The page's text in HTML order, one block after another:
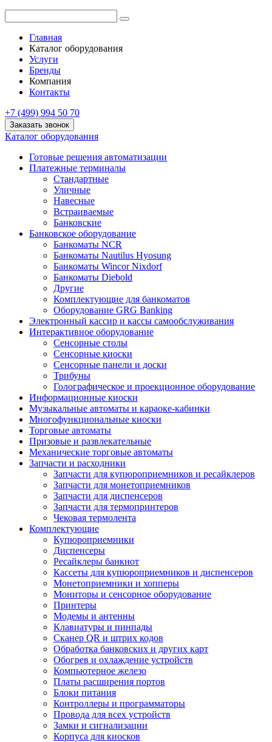
Главная
Каталог оборудования
Услуги
Бренды
Компания
Контакты
+7 (499) 994 50 70
Заказать звонок
Каталог оборудования
Готовые решения автоматизации
Платежные терминалы
Стандартные
Уличные
Навесные
Встраиваемые
Банковские
Банковское оборудование
Банкоматы NCR
Банкоматы Nautilus Hyosung
Банкоматы Wincor Nixdorf
Банкоматы Diebold
Другие
Комплектующие для банкоматов
Оборудование GRG Banking
Электронный кассир и кассы самообслуживания
Интерактивное оборудование
Сенсорные столы
Сенсорные киоски
Сенсорные панели и доски
Трибуны
Голографическое и проекционное оборудование
Информационные киоски
Музыкальные автоматы и караоке-кабинки
Многофункциональные киоски
Торговые автоматы
Призовые и развлекательные
Механические торговые автоматы
Запчасти и расходники
Запчасти для купюроприемников и ресайклеров
Запчасти для монетоприемников
Запчасти для диспенсеров
Запчасти для термопринтеров
Чековая термолента
Комплектующие
Купюроприемники
Диспенсеры
Ресайклеры банкнот
Кассеты для купюроприемников и диспенсеров
Монетоприемники и хопперы
Мониторы и сенсорное оборудование
Принтеры
Модемы и антенны
Клавиатуры и пинпады
Сканер QR и штрих кодов
Обработка банковских и других карт
Обогрев и охлаждение устройств
Компьютерное железо
Платы расширения портов
Блоки питания
Контроллеры и программаторы
Провода для всех устройств
Замки и сигнализации
Корпуса для киосков